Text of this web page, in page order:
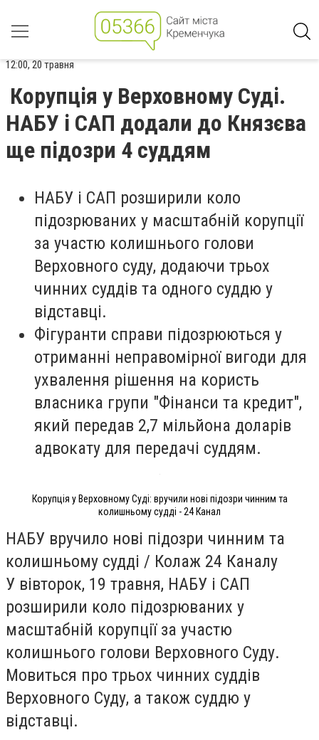
12:00, 20 травня
Корупція у Верховному Суді.
НАБУ і САП додали до Князєва
ще підозри 4 суддям
НАБУ і САП розширили коло
підозрюваних у масштабній корупції
за участю колишнього голови
Верховного суду, додаючи трьох
чинних суддів та одного суддю у
відставці.
Фігуранти справи підозрюються у
отриманні неправомірної вигоди для
ухвалення рішення на користь
власника групи "Фінанси та кредит",
який передав 2,7 мільйона доларів
адвокату для передачі суддям.
Корупція у Верховному Суді: вручили нові підозри чинним та
колишньому судді - 24 Канал
НАБУ вручило нові підозри чинним та
колишньому судді / Колаж 24 Каналу
У вівторок, 19 травня, НАБУ і САП
розширили коло підозрюваних у
масштабній корупції за участю
колишнього голови Верховного Суду.
Мовиться про трьох чинних суддів
Верховного Суду, а також суддю у
відставці.